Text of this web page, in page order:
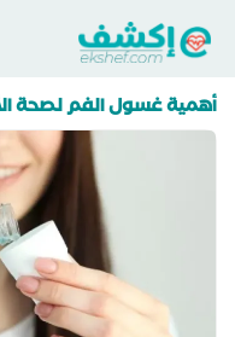
أهمية غسول الفم لصحة